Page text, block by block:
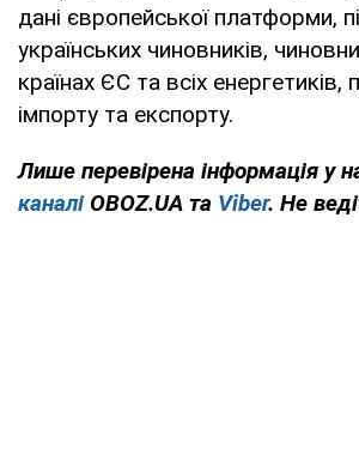
дані європейської платформи,
українських чиновників,
країнах ЄС та всіх енергетиків,
імпорту та експорту.
Лише перевірена інформація у
каналі OBOZ.UA та Viber. Не